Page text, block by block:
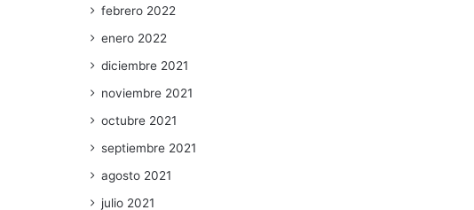
febrero 2022
enero 2022
diciembre 2021
noviembre 2021
octubre 2021
septiembre 2021
agosto 2021
julio 2021